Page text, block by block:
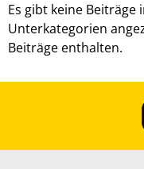
Es gibt keine Beiträge
Unterkategorien
Beiträge enthalten.